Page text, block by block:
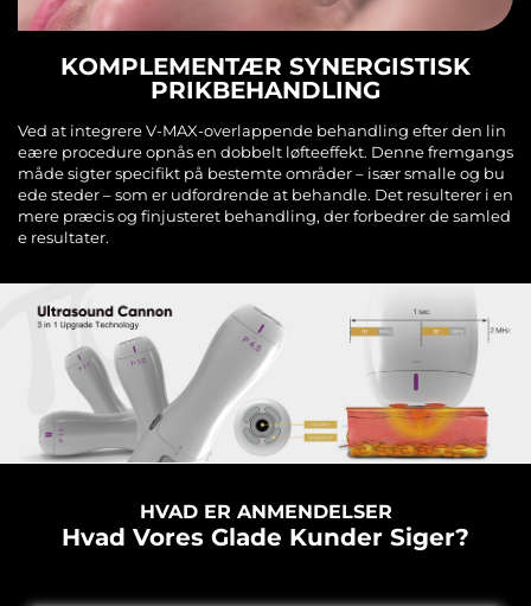
KOMPLEMENTÆR SYNERGISTISK
PRIKBEHANDLING
Ved at integrere V-MAX-overlappende behandling efter den lin
eære procedure opnås en dobbelt løfteeffekt. Denne fremgangs
måde sigter specifikt på bestemte områder – især smalle og bu
ede steder – som er udfordrende at behandle. Det resulterer i en
mere præcis og finjusteret behandling, der forbedrer de samled
e resultater.
HVAD ER ANMENDELSER
Hvad Vores Glade Kunder Siger?